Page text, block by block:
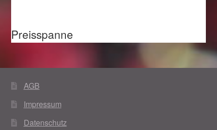
Preisspanne
AGB
Impressum
Datenschutz